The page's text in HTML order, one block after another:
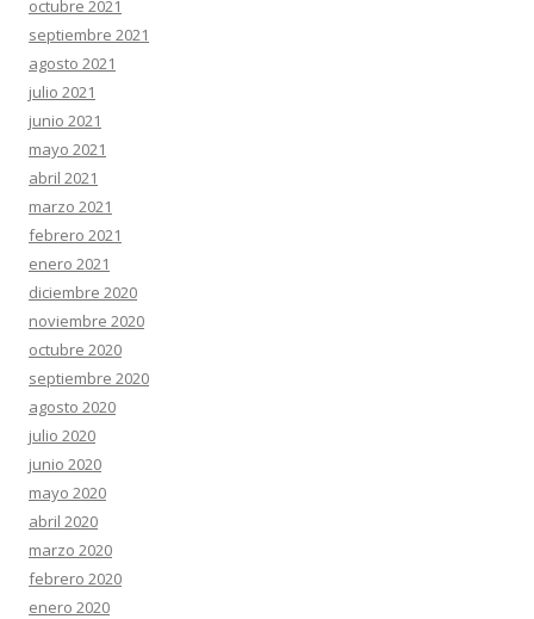
octubre 2021
septiembre 2021
agosto 2021
julio 2021
junio 2021
mayo 2021
abril 2021
marzo 2021
febrero 2021
enero 2021
diciembre 2020
noviembre 2020
octubre 2020
septiembre 2020
agosto 2020
julio 2020
junio 2020
mayo 2020
abril 2020
marzo 2020
febrero 2020
enero 2020